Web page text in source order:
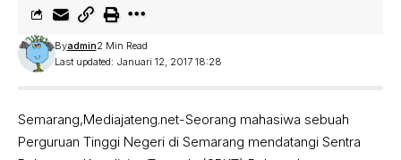
Last updated: Januari 12, 2017 18:28
Byadmin2 Min Read
Semarang,Mediajateng.net-Seorang mahasiwa sebuah
Perguruan Tinggi Negeri di Semarang mendatangi Sentra